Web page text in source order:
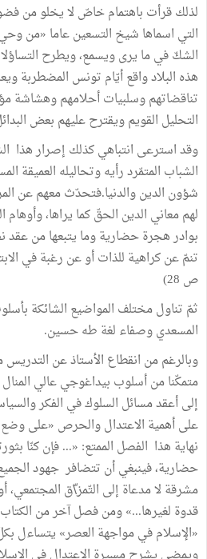
لذلك قرأت باهتمام خاصّ لا يخلو من
التي اسماها شيخ التسعين عاما «من وحي
الشكّ في ما يرى ويسمع، ويطرح
هذه البلاد واقع أيّام تونس المضطربة
تناقضاتهم وسلبيات أحلامهم وهشاشة
التحليل القويم ويقترح عليهم بعض
وقد استرعى انتباهي كذلك إصرار هذا
الشباب المتمّرد رأيه وتحاليله العميقة
شؤون الدين والدنيا.فتحدّث معهم عن
لهم معاني الدين الحقّ كما يراها،
بوادر هجرة حضارية وما يتبعها من عقد
تنمّ عن كراهية للذات أو عن رغبة في
ص 28)
ثمّ تناول مختلف المواضيع الشائكة
المسعدي وصفاء لغة طه حسين.
وبالرغم من انقطاع الأستاذ عن التدريس
متمكّنا من أسلوب بيداغوجي عالي
إلى أعقد مسائل السلوك في الفكر
على أهمية الاعتدال والحرص «على
نهاية هذا الفصل الممتع: «... فإن كنّا
حضارية، فينبغي أن تتضافر جهود
مشرقة لا مدعاة إلى التّمز\ّق المجتمعي،
قدوة لغيرها...» ومن فصل آخر من الكتاب
«الإسلام في مواجهة العصر» يتساءل